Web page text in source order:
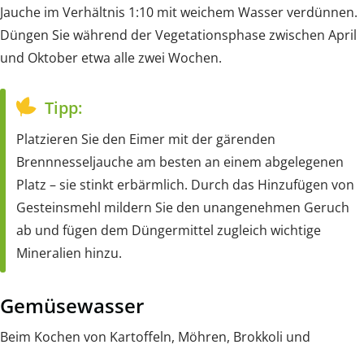
Jauche im Verhältnis 1:10 mit weichem Wasser verdünnen.
Düngen Sie während der Vegetationsphase zwischen April
und Oktober etwa alle zwei Wochen.
Tipp:
Platzieren Sie den Eimer mit der gärenden
Brennnesseljauche am besten an einem abgelegenen
Platz – sie stinkt erbärmlich. Durch das Hinzufügen von
Gesteinsmehl mildern Sie den unangenehmen Geruch
ab und fügen dem Düngermittel zugleich wichtige
Mineralien hinzu.
Gemüsewasser
Beim Kochen von Kartoffeln, Möhren, Brokkoli und